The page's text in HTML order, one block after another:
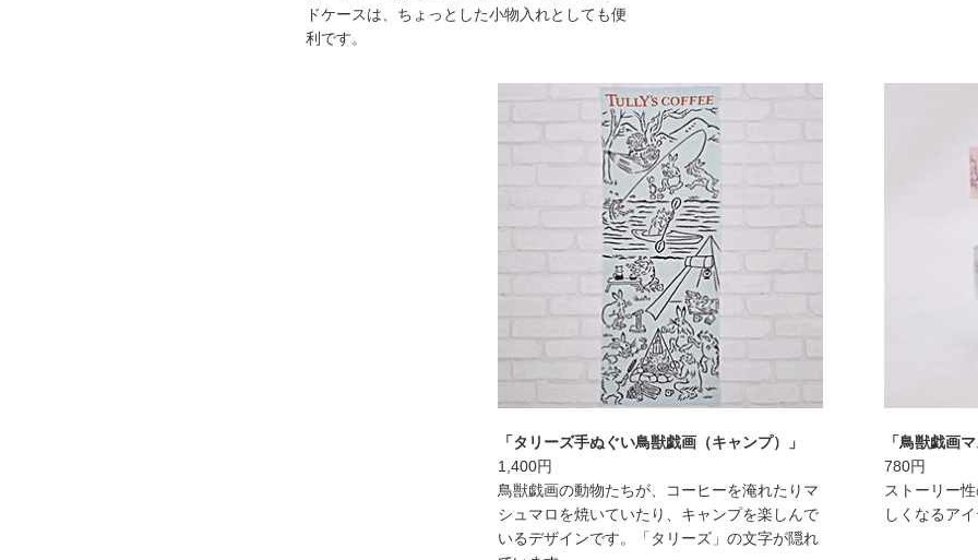
ドケースは、ちょっとした小物入れとしても便
利です。
「タリーズ手ぬぐい鳥獣戯画（キャンプ）」
1,400円
鳥獣戯画の動物たちが、コーヒーを淹れたりマ
シュマロを焼いていたり、キャンプを楽しんで
いるデザインです。「タリーズ」の文字が隠れ
「鳥獣戯画
780円
ストーリー
しくなるア